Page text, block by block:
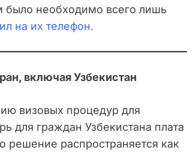
было необходимо всего лишь
на их телефон.
включая Узбекистан
визовых процедур для
для граждан Узбекистана плата
решение распространяется как